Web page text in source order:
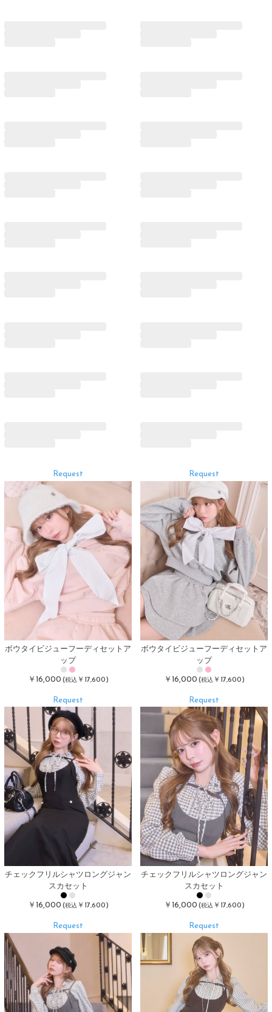
Request
ボウタイビジューフーディセットア
ップ
￥16,000(税込￥17,600)
Request
ボウタイビジューフーディセットア
ップ
￥16,000(税込￥17,600)
Request
チェックフリルシャツロングジャン
スカセット
￥16,000(税込￥17,600)
Request
チェックフリルシャツロングジャン
スカセット
￥16,000(税込￥17,600)
Request Request